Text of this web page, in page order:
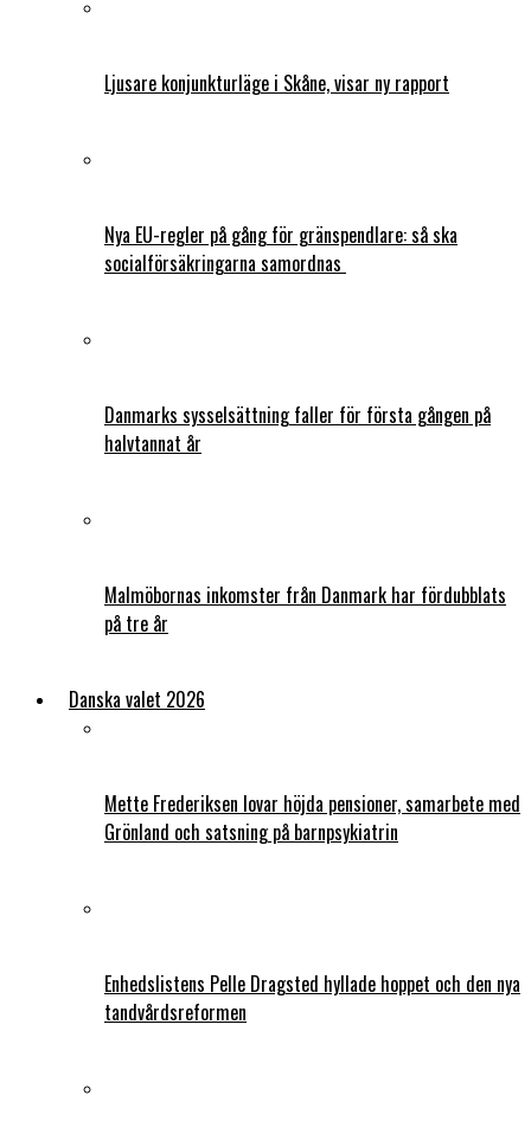
Ljusare konjunkturläge i Skåne, visar ny rapport
Nya EU-regler på gång för gränspendlare: så ska
socialförsäkringarna samordnas
Danmarks sysselsättning faller för första gången på
halvtannat år
Malmöbornas inkomster från Danmark har fördubblats
på tre år
Danska valet 2026
Mette Frederiksen lovar höjda pensioner, samarbete med
Grönland och satsning på barnpsykiatrin
Enhedslistens Pelle Dragsted hyllade hoppet och den nya
tandvårdsreformen